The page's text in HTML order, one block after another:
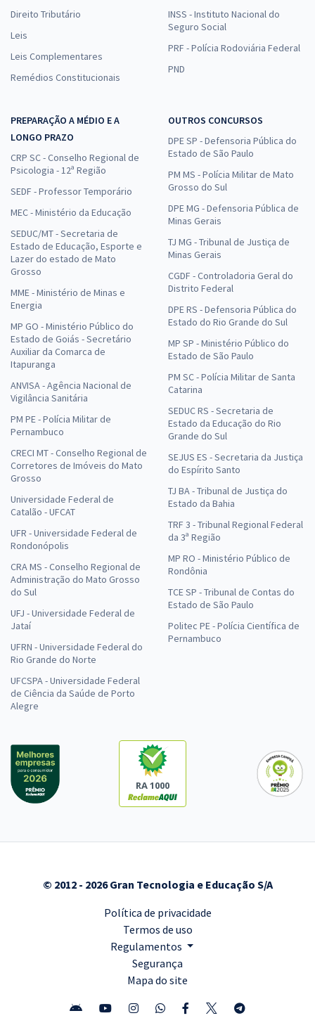
Direito Tributário
Leis
Leis Complementares
Remédios Constitucionais
INSS - Instituto Nacional do
Seguro Social
PRF - Polícia Rodoviária Federal
PND
PREPARAÇÃO A MÉDIO E A
LONGO PRAZO
CRP SC - Conselho Regional de
Psicologia - 12ª Região
SEDF - Professor Temporário
MEC - Ministério da Educação
SEDUC/MT - Secretaria de
Estado de Educação, Esporte e
Lazer do estado de Mato
Grosso
MME - Ministério de Minas e
Energia
MP GO - Ministério Público do
Estado de Goiás - Secretário
Auxiliar da Comarca de
Itapuranga
ANVISA - Agência Nacional de
Vigilância Sanitária
PM PE - Polícia Militar de
Pernambuco
CRECI MT - Conselho Regional de
Corretores de Imóveis do Mato
Grosso
Universidade Federal de
Catalão - UFCAT
UFR - Universidade Federal de
Rondonópolis
CRA MS - Conselho Regional de
Administração do Mato Grosso
do Sul
UFJ - Universidade Federal de
Jataí
UFRN - Universidade Federal do
Rio Grande do Norte
UFCSPA - Universidade Federal
de Ciência da Saúde de Porto
Alegre
OUTROS CONCURSOS
DPE SP - Defensoria Pública do
Estado de São Paulo
PM MS - Polícia Militar de Mato
Grosso do Sul
DPE MG - Defensoria Pública de
Minas Gerais
TJ MG - Tribunal de Justiça de
Minas Gerais
CGDF - Controladoria Geral do
Distrito Federal
DPE RS - Defensoria Pública do
Estado do Rio Grande do Sul
MP SP - Ministério Público do
Estado de São Paulo
PM SC - Polícia Militar de Santa
Catarina
SEDUC RS - Secretaria de
Estado da Educação do Rio
Grande do Sul
SEJUS ES - Secretaria da Justiça
do Espírito Santo
TJ BA - Tribunal de Justiça do
Estado da Bahia
TRF 3 - Tribunal Regional Federal
da 3ª Região
MP RO - Ministério Público de
Rondônia
TCE SP - Tribunal de Contas do
Estado de São Paulo
Politec PE - Polícia Científica de
Pernambuco
RA 1000
© 2012 - 2026 Gran Tecnologia e Educação S/A
Política de privacidade
Termos de uso
Regulamentos
Segurança
Mapa do site